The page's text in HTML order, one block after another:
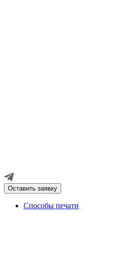
Оставить заявку
Способы печати